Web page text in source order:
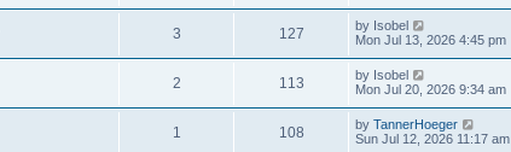
3 127 by Isobel
Mon Jul 13, 2026 4:45 pm
2 113 by Isobel
Mon Jul 20, 2026 9:34 am
1 108 by TannerHoeger
Sun Jul 12, 2026 11:17 am